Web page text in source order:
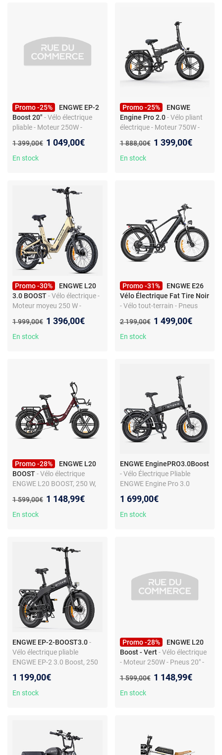
Promo -25%
ENGWE EP-2
Boost 20" - Vélo électrique
pliable - Moteur 250W -
larges - Freins disque
mécaniques - Shimano 7
Ancien prix :
1 399,00€ Nouveau prix :
1 049,00€
En stock
Promo -25%
ENGWE
Engine Pro 2.0 - Vélo pliant
électrique - Moteur 750W -
Autonomie 110 km - Pneus
20"
Ancien prix :
1 888,00€ Nouveau prix :
1 399,00€
En stock
Promo -30%
ENGWE L20
3.0 BOOST- Vélo électrique -
Moteur moyeu 250 W -
Suspensions intégrales -
Freins hydrauliques
Ancien prix :
1 999,00€ Nouveau prix :
1 396,00€
En stock
Promo -31%
ENGWE E26
Vélo Électrique Fat Tire Noir
- Vélo tout-terrain - Pneus
- Batterie 48V 16Ah
Ancien prix :
2 199,00€ Nouveau prix :
1 499,00€
En stock
Promo -28%
ENGWE L20
BOOST- Vélo électrique
ENGWE L20 BOOST, 250 W,
couple
Ancien prix :
1 599,00€ Nouveau prix :
1 148,99€
En stock
ENGWE EnginePRO3.0Boost
- Vélo Électrique Pliable
ENGWE Engine Pro 3.0
1 699,00€
En stock
ENGWE EP-2-BOOST3.0-
Vélo électrique pliable
ENGWE EP-2 3.0 Boost, 250
noir
1 199,00€
En stock
Promo -28%
ENGWE L20
Boost - Vert - Vélo électrique
- Moteur 250W - Pneus 20" -
7 vitesses Shimano
Ancien prix :
1 599,00€ Nouveau prix :
1 148,99€
En stock